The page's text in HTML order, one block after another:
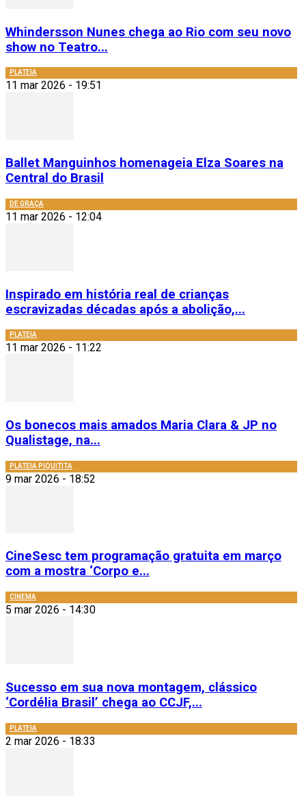
Whindersson Nunes chega ao Rio com seu novo
show no Teatro...
PLATEIA
11 mar 2026 - 19:51
Ballet Manguinhos homenageia Elza Soares na
Central do Brasil
DE GRAÇA
11 mar 2026 - 12:04
Inspirado em história real de crianças
escravizadas décadas após a abolição,...
PLATEIA
11 mar 2026 - 11:22
Os bonecos mais amados Maria Clara & JP no
Qualistage, na...
PLATEIA PIQUITITA
9 mar 2026 - 18:52
CineSesc tem programação gratuita em março
com a mostra ‘Corpo e...
CINEMA
5 mar 2026 - 14:30
Sucesso em sua nova montagem, clássico
‘Cordélia Brasil’ chega ao CCJF,...
PLATEIA
2 mar 2026 - 18:33